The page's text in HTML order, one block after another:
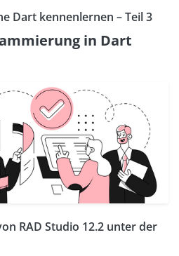
Dart kennenlernen – Teil 3
in Dart
RAD Studio 12.2 unter der